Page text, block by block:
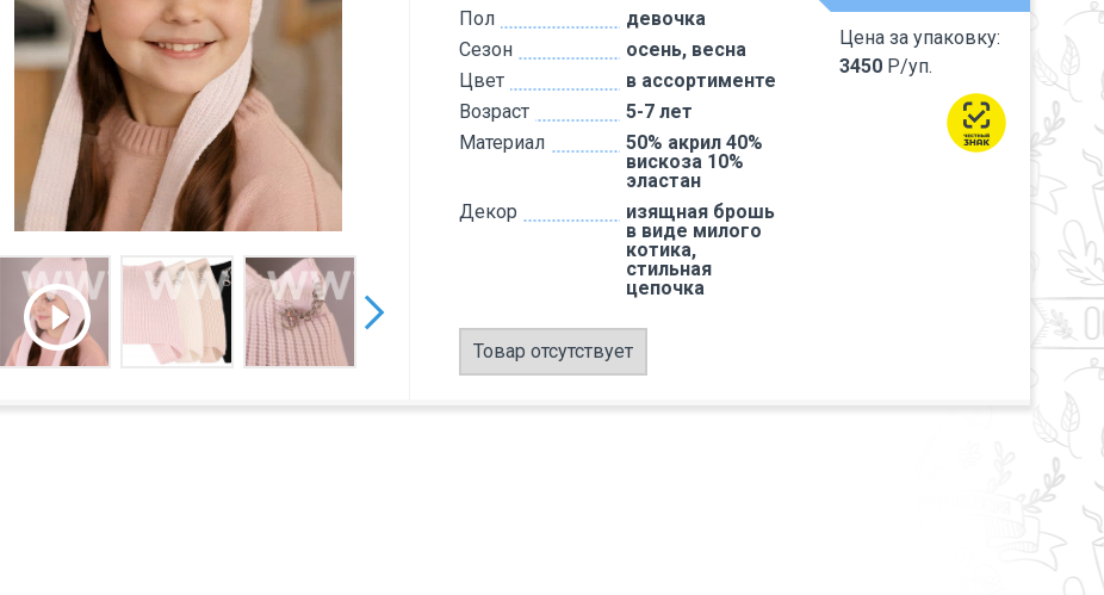
Пол
девочка
Сезон
осень, весна
Цвет
в ассортименте
Возраст
5-7 лет
Материал
50% акрил 40%
вискоза 10%
эластан
Декор
изящная брошь
в виде милого
котика,
стильная
цепочка
Цена за упаковку:
3450 Р/уп.
Товар отсутствует